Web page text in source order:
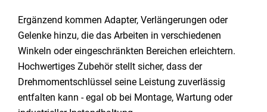
Ergänzend kommen Adapter, Verlängerungen oder
Gelenke hinzu, die das Arbeiten in verschiedenen
Winkeln oder eingeschränkten Bereichen erleichtern.
Hochwertiges Zubehör stellt sicher, dass der
Drehmomentschlüssel seine Leistung zuverlässig
entfalten kann - egal ob bei Montage, Wartung oder